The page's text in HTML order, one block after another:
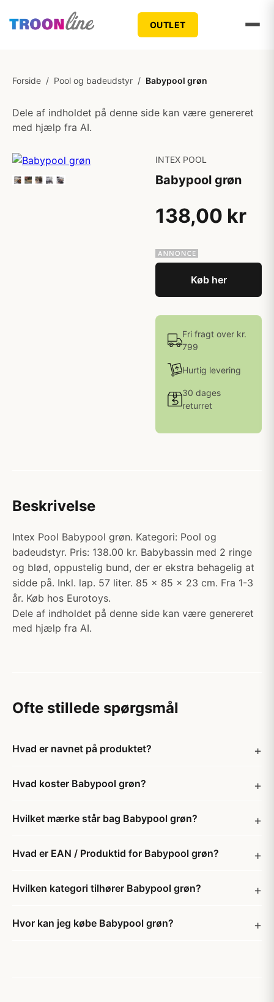
OUTLET
Forside / Pool og badeudstyr / Babypool grøn
Dele af indholdet på denne side kan være genereret
med hjælp fra AI.
INTEX POOL
Babypool grøn
138,00 kr
Køb her
Fri fragt over kr.
799
Hurtig levering
30 dages
returret
Beskrivelse
Intex Pool Babypool grøn. Kategori: Pool og
badeudstyr. Pris: 138.00 kr. Babybassin med 2 ringe
og blød, oppustelig bund, der er ekstra behagelig at
sidde på. Inkl. lap. 57 liter. 85 x 85 x 23 cm. Fra 1-3
år. Køb hos Eurotoys.
Dele af indholdet på denne side kan være genereret
med hjælp fra AI.
Ofte stillede spørgsmål
Hvad er navnet på produktet?
Hvad koster Babypool grøn?
Hvilket mærke står bag Babypool grøn?
Hvad er EAN / Produktid for Babypool grøn?
Hvilken kategori tilhører Babypool grøn?
Hvor kan jeg købe Babypool grøn?